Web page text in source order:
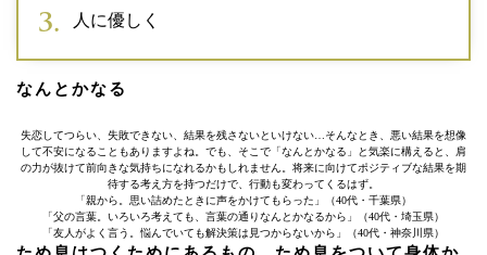
人に優しく
なんとかなる
失恋してつらい、失敗できない、結果を残さないといけない…そんなとき、悪い結果を想像
して不安になることもありますよね。でも、そこで「なんとかなる」と気楽に構えると、肩
の力が抜けて前向きな気持ちになれるかもしれません。将来に向けてポジティブな結果を期
待する考え方を持つだけで、行動も変わってくるはず。
「親から。思い詰めたときに声をかけてもらった」（40代・千葉県）
「父の言葉。いろいろ考えても、言葉の通りなんとかなるから」（40代・埼玉県）
「友人がよく言う。悩んでいても解決策は見つからないから」（40代・神奈川県）